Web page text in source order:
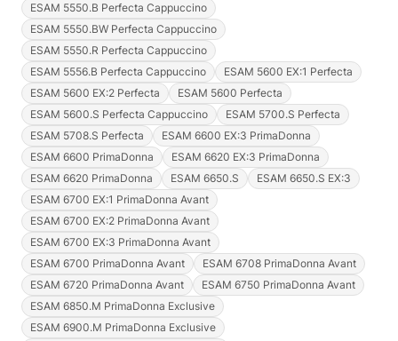
ESAM 5550.B Perfecta Cappuccino
ESAM 5550.BW Perfecta Cappuccino
ESAM 5550.R Perfecta Cappuccino
ESAM 5556.B Perfecta Cappuccino
ESAM 5600 EX:1 Perfecta
ESAM 5600 EX:2 Perfecta
ESAM 5600 Perfecta
ESAM 5600.S Perfecta Cappuccino
ESAM 5700.S Perfecta
ESAM 5708.S Perfecta
ESAM 6600 EX:3 PrimaDonna
ESAM 6600 PrimaDonna
ESAM 6620 EX:3 PrimaDonna
ESAM 6620 PrimaDonna
ESAM 6650.S
ESAM 6650.S EX:3
ESAM 6700 EX:1 PrimaDonna Avant
ESAM 6700 EX:2 PrimaDonna Avant
ESAM 6700 EX:3 PrimaDonna Avant
ESAM 6700 PrimaDonna Avant
ESAM 6708 PrimaDonna Avant
ESAM 6720 PrimaDonna Avant
ESAM 6750 PrimaDonna Avant
ESAM 6850.M PrimaDonna Exclusive
ESAM 6900.M PrimaDonna Exclusive